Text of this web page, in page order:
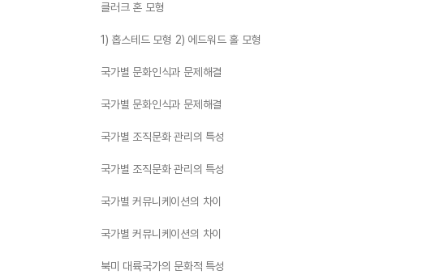
클러크 혼 모형
1) 홉스테드 모형 2) 에드워드 홀 모형
국가별 문화인식과 문제해결
국가별 문화인식과 문제해결
국가별 조직문화 관리의 특성
국가별 조직문화 관리의 특성
국가별 커뮤니케이션의 차이
국가별 커뮤니케이션의 차이
북미 대륙국가의 문화적 특성